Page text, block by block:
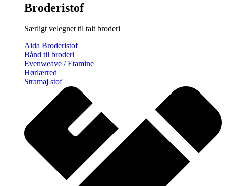
Broderistof
Særligt velegnet til talt broderi
Aida Broderistof
Bånd til broderi
Evenweave / Etamine
Hørlærred
Stramaj stof